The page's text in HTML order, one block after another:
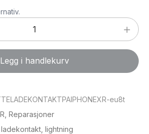
Legg i handlekurv
eu8t
Reparasjoner
ladekontakt lightning